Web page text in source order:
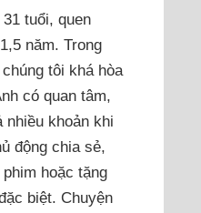
tuổi, quen
năm. Trong
tôi khá hòa
có quan tâm,
khoản khi
động chia sẻ,
hoặc tặng
biệt. Chuyện